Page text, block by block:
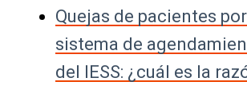
Quejas de pacientes
sistema de
del IESS: ¿cuál es la